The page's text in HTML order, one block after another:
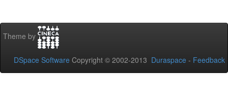
Theme by
DSpace Software Copyright © 2002-2013 Duraspace - Feedback